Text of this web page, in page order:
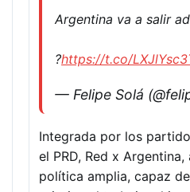
Argentina va a salir
?https://t.co/
— Felipe Solá
Integrada por los
el PRD, Red x
política amplia, capaz